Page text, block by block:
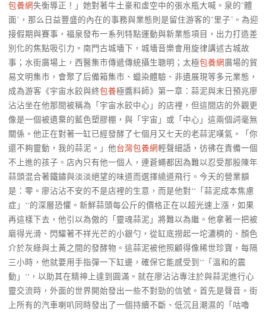
包養網失衡導正！」她對著牛土豪和虛空中的張水瓶大喊。泉的“體
面”，那么日益豐盛的內在的事務與業態則是留住游客的“里子”。為迎
接假期與賽事，福泉發布一系列特點運動與新業態項目，出力打造差
別化的焦點吸引力。南門古城墻下，城墻音樂會用旋律講述古城故
事；水街廣場上，西醫集市傳遞傳統攝生聰明；太極包養網廣場的貿
易文明集市，會聚了后備箱集市、蠟染體驗、非遺展現等多元業態，
成為游客《宇宙水餃與終包養極醬料師》第一章：蒜泥與末日預兆廖
沾沾坐在他那間被稱為「宇宙水餃中心」的店裡，但這間店的外觀更
像是一個被遺棄的藍色塑膠棚，與「宇宙」或「中心」這兩個詞毫無
關係。他正在對著一缸已經發酵了七個月又七天的老蒜泥嘆氣。「你
還不夠靈動，我的蒜泥。」他台灣包養網輕聲細語，彷彿在責備一個
不上進的孩子。店內只有他一個人，連蒼蠅都因為難以忍受那股陳年
蒜頭混合著鐵鏽與淡淡絕望的味道而選擇繞道飛行。今天的營業額
是：零。廖沾沾不安的不是店裡的生意，而是他對**「蒜泥成本焦慮
症」**的深層恐懼。新鮮蒜頭每公斤的價格正在以超光速上漲，如果
再這樣下去，他引以為傲的「靈魂蒜泥」將難以為繼。他拿著一把被
磨得光滑、閃耀著不祥光芒的小銀勺，從缸底撈起一坨濃稠的、顏色
介於灰綠與土黃之間的發酵物。這蒜泥被他照顧得像稀世珍寶，每隔
三小時，他就要用手指彈一下缸邊，確保它能感受到**「溫和的震
動」**，以助其在精神上達到圓滿。就在廖沾沾專注於與蒜泥進行心
靈交流時，外面的世界開始發出一些不對勁的信號。首先是聲音。街
上所有的汽車喇叭同時發出了一個持續不斷、低沉且潮濕的「咕嚕